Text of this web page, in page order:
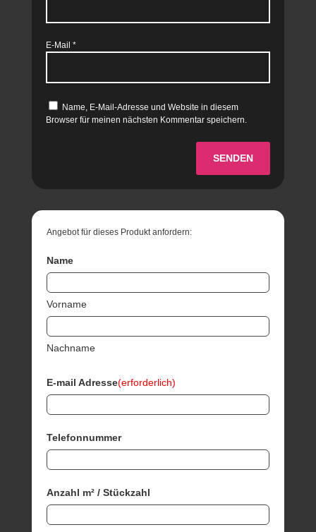
E-Mail *
Name, E-Mail-Adresse und Website in diesem
Browser für meinen nächsten Kommentar speichern.
SENDEN
Angebot für dieses Produkt anfordern:
Name
Vorname
Nachname
E-mail Adresse(erforderlich)
Telefonnummer
Anzahl m² / Stückzahl